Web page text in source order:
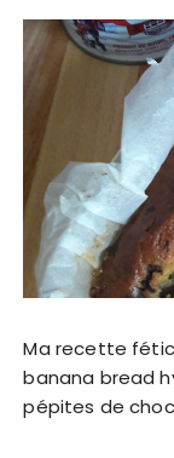
Ma recette
banana bread
pépites de